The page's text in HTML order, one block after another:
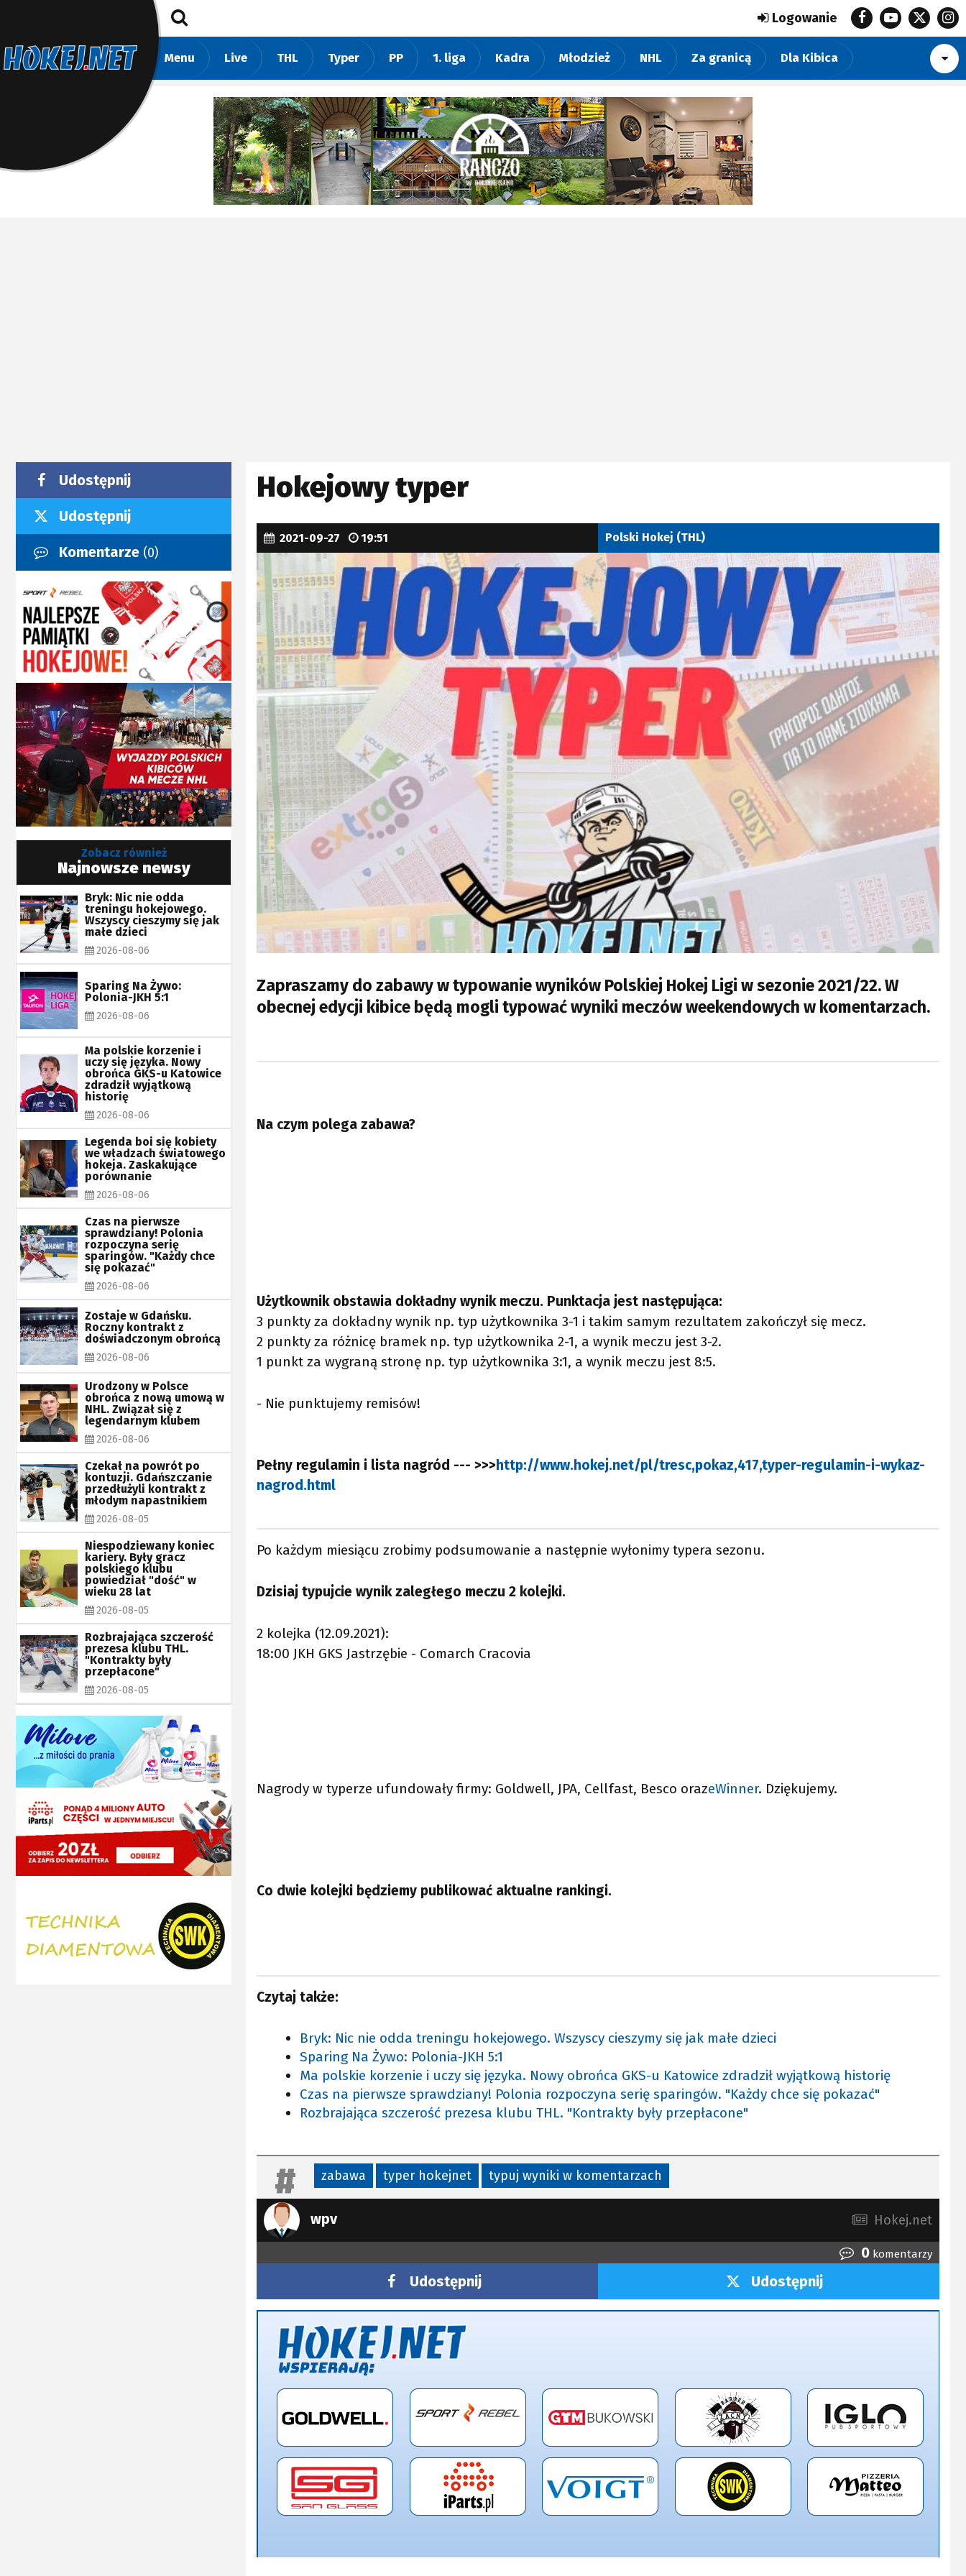
Menu Live THL Typer PP 1. liga Kadra Młodzież NHL Za granicą Dla Kibica
Logowanie
Hokejowy typer
2021-09-27 19:51 Polski Hokej (THL)
Zapraszamy do zabawy w typowanie wyników Polskiej Hokej Ligi w sezonie 2021/22. W
obecnej edycji kibice będą mogli typować wyniki meczów weekendowych w komentarzach.
Na czym polega zabawa?
Użytkownik obstawia dokładny wynik meczu. Punktacja jest następująca:
3 punkty za dokładny wynik np. typ użytkownika 3-1 i takim samym rezultatem zakończył się mecz.
2 punkty za różnicę bramek np. typ użytkownika 2-1, a wynik meczu jest 3-2.
1 punkt za wygraną stronę np. typ użytkownika 3:1, a wynik meczu jest 8:5.
- Nie punktujemy remisów!
Pełny regulamin i lista nagród --- >>> http://www.hokej.net/pl/tresc,pokaz,417,typer-regulamin-i-wykaz-
nagrod.html
Po każdym miesiącu zrobimy podsumowanie a następnie wyłonimy typera sezonu.
Dzisiaj typujcie wynik zaległego meczu 2 kolejki.
2 kolejka (12.09.2021):
18:00 JKH GKS Jastrzębie - Comarch Cracovia
Nagrody w typerze ufundowały firmy: Goldwell, JPA, Cellfast, Besco orazeWinner. Dziękujemy.
Co dwie kolejki będziemy publikować aktualne rankingi.
Czytaj także:
Bryk: Nic nie odda treningu hokejowego. Wszyscy cieszymy się jak małe dzieci
Sparing Na Żywo: Polonia-JKH 5:1
Ma polskie korzenie i uczy się języka. Nowy obrońca GKS-u Katowice zdradził wyjątkową historię
Czas na pierwsze sprawdziany! Polonia rozpoczyna serię sparingów. "Każdy chce się pokazać"
Rozbrajająca szczerość prezesa klubu THL. "Kontrakty były przepłacone"
zabawa typer hokejnet typuj wyniki w komentarzach
wpv Hokej.net
0 komentarzy
Udostępnij Udostępnij
Udostępnij
Udostępnij
Komentarze (0)
Zobacz również
Najnowsze newsy
Bryk: Nic nie odda
treningu hokejowego.
Wszyscy cieszymy się jak
małe dzieci
2026-08-06
Sparing Na Żywo:
Polonia-JKH 5:1
2026-08-06
Ma polskie korzenie i
uczy się języka. Nowy
obrońca GKS-u Katowice
zdradził wyjątkową
historię
2026-08-06
Legenda boi się kobiety
we władzach światowego
hokeja. Zaskakujące
porównanie
2026-08-06
Czas na pierwsze
sprawdziany! Polonia
rozpoczyna serię
sparingów. "Każdy chce
się pokazać"
2026-08-06
Zostaje w Gdańsku.
Roczny kontrakt z
doświadczonym obrońcą
2026-08-06
Urodzony w Polsce
obrońca z nową umową w
NHL. Związał się z
legendarnym klubem
2026-08-06
Czekał na powrót po
kontuzji. Gdańszczanie
przedłużyli kontrakt z
młodym napastnikiem
2026-08-05
Niespodziewany koniec
kariery. Były gracz
polskiego klubu
powiedział "dość" w
wieku 28 lat
2026-08-05
Rozbrajająca szczerość
prezesa klubu THL.
"Kontrakty były
przepłacone"
2026-08-05